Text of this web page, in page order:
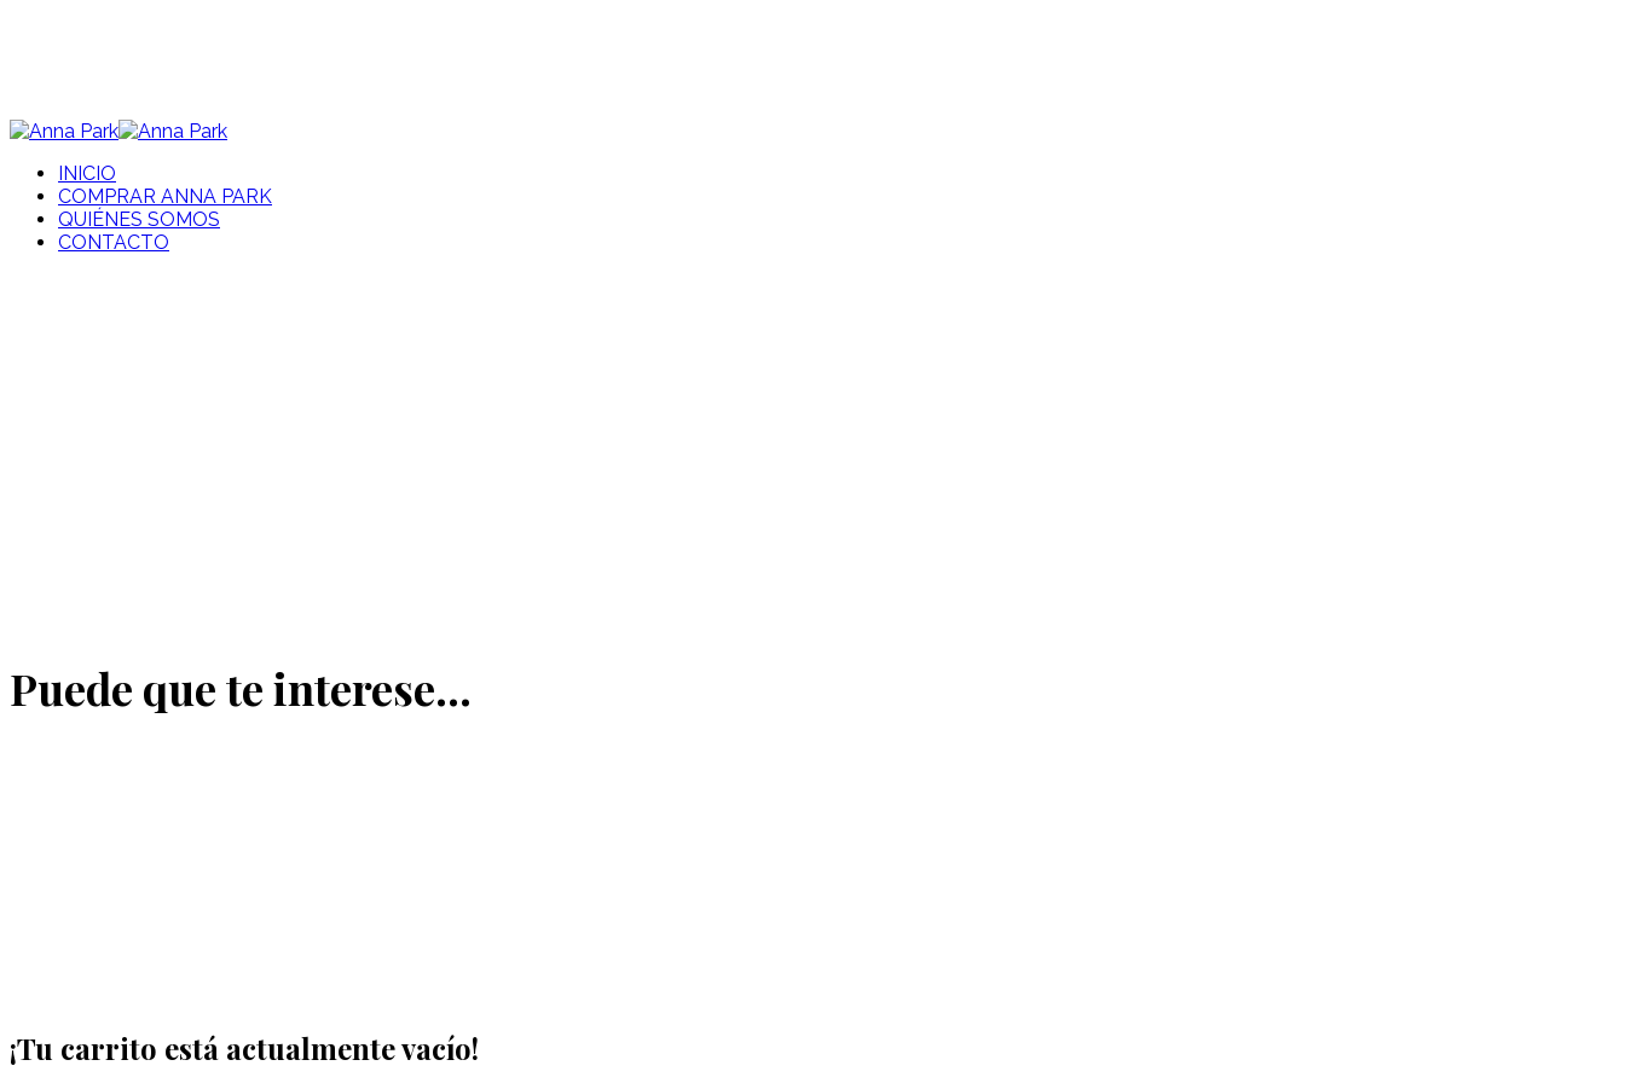
INICIO
COMPRAR ANNA PARK
QUIÉNES SOMOS
CONTACTO
Puede que te interese…
¡Tu carrito está actualmente vacío!